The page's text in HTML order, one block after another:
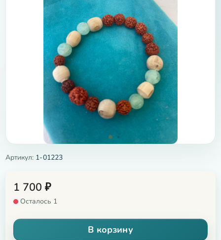
Артикул: 1-01223
1 700 ₽
Осталось 1
В корзину